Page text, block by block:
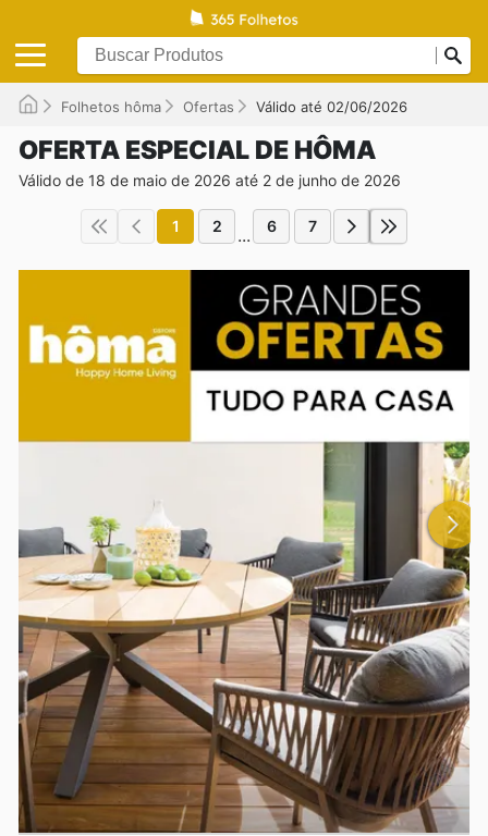
Folhetos hôma Ofertas Válido até 02/06/2026
OFERTA ESPECIAL DE HÔMA
Válido de 18 de maio de 2026 até 2 de junho de 2026
1 2 ... 6 7